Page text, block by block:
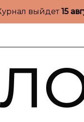
выйдет15